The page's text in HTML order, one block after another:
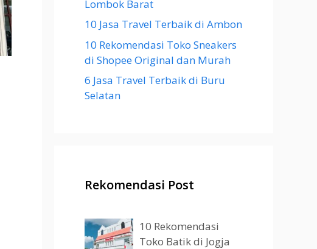
Lombok Barat
10 Jasa Travel Terbaik di Ambon
10 Rekomendasi Toko Sneakers
di Shopee Original dan Murah
6 Jasa Travel Terbaik di Buru
Selatan
Rekomendasi Post
10 Rekomendasi
Toko Batik di Jogja